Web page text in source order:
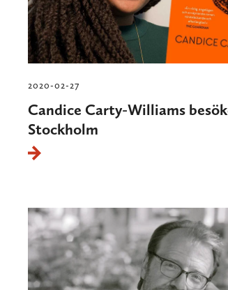
2020-02-27
Candice Carty-Williams
Stockholm